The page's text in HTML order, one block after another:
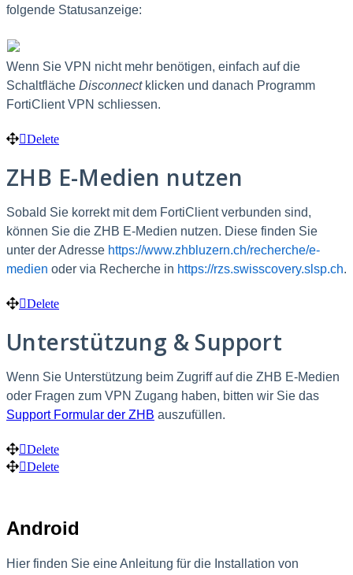
folgende Statusanzeige:
Wenn Sie VPN nicht mehr benötigen, einfach auf die
Schaltfläche Disconnectklicken und danach Programm
FortiClient VPN schliessen.
Delete
ZHB E-Medien nutzen
Sobald Sie korrekt mit dem FortiClient verbunden sind,
können Sie die ZHB E-Medien nutzen. Diese finden Sie
unter der Adresse https://www.zhbluzern.ch/recherche/e-
medien oder via Recherche in https://rzs.swisscovery.slsp.ch.
Delete
Unterstützung & Support
Wenn Sie Unterstützung beim Zugriff auf die ZHB E-Medien
oder Fragen zum VPN Zugang haben, bitten wir Sie das
Support Formular der ZHB auszufüllen.
Delete
Delete
Android
Hier finden Sie eine Anleitung für die Installation von